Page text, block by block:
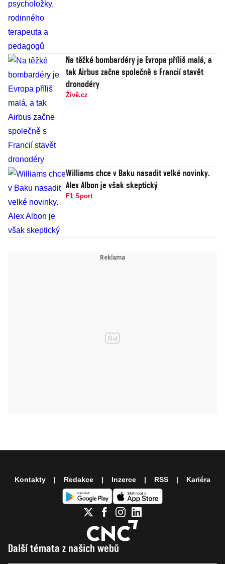
Na těžké bombardéry je Evropa příliš malá, a
tak Airbus začne společně s Francií stavět
dronodéry
Živě.cz
Williams chce v Baku nasadit velké novinky.
Alex Albon je však skeptický
F1 Sport
Další témata z našich webů
Kontakty Redakce Inzerce RSS Kariéra